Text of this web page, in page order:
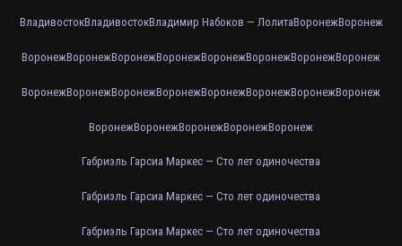
ВладивостокВладивостокВладимир Набоков — ЛолитаВоронежВоронеж
ВоронежВоронежВоронежВоронежВоронежВоронежВоронежВоронеж
ВоронежВоронежВоронежВоронежВоронежВоронежВоронежВоронеж
ВоронежВоронежВоронежВоронежВоронеж
Габриэль Гарсиа Маркес — Сто лет одиночества
Габриэль Гарсиа Маркес — Сто лет одиночества
Габриэль Гарсиа Маркес — Сто лет одиночества